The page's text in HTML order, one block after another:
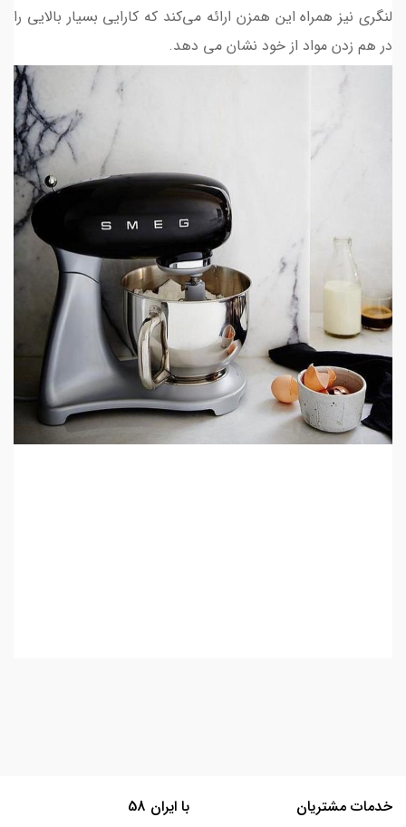
لنگری نیز همراه این همزن ارائه می‌کند که کارایی بسیار بالایی را
در هم زدن مواد از خود نشان می دهد.
خدمات مشتریان با ایران 58